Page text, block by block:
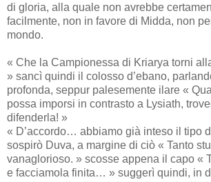
di gloria, alla quale non avrebbe
facilmente, non in favore di Midda, non
mondo.
« Che la Campionessa di Kriarya torni
» sancì quindi il colosso d’ebano,
profonda, seppur palesemente ilare «
possa imporsi in contrasto a Lysiath,
difenderla! »
« D’accordo… abbiamo già inteso il tipo
sospirò Duva, a margine di ciò « Tanto
vanaglorioso. » scosse appena il capo «
e facciamola finita… » suggerì quindi, in